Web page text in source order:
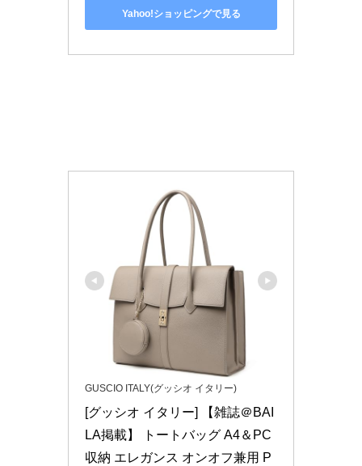
Yahoo!ショッピングで見る
GUSCIO ITALY(グッシオ イタリー)
[グッシオ イタリー] 【雑誌＠BAI
LA掲載】 トートバッグ A4＆PC
収納 エレガンス オンオフ兼用 P